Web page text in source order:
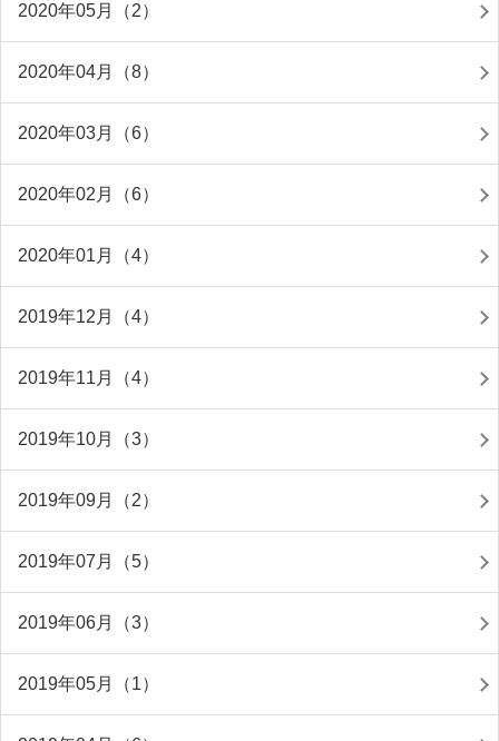
2020年05月（2）
2020年04月（8）
2020年03月（6）
2020年02月（6）
2020年01月（4）
2019年12月（4）
2019年11月（4）
2019年10月（3）
2019年09月（2）
2019年07月（5）
2019年06月（3）
2019年05月（1）